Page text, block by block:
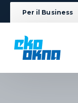
Per il Business